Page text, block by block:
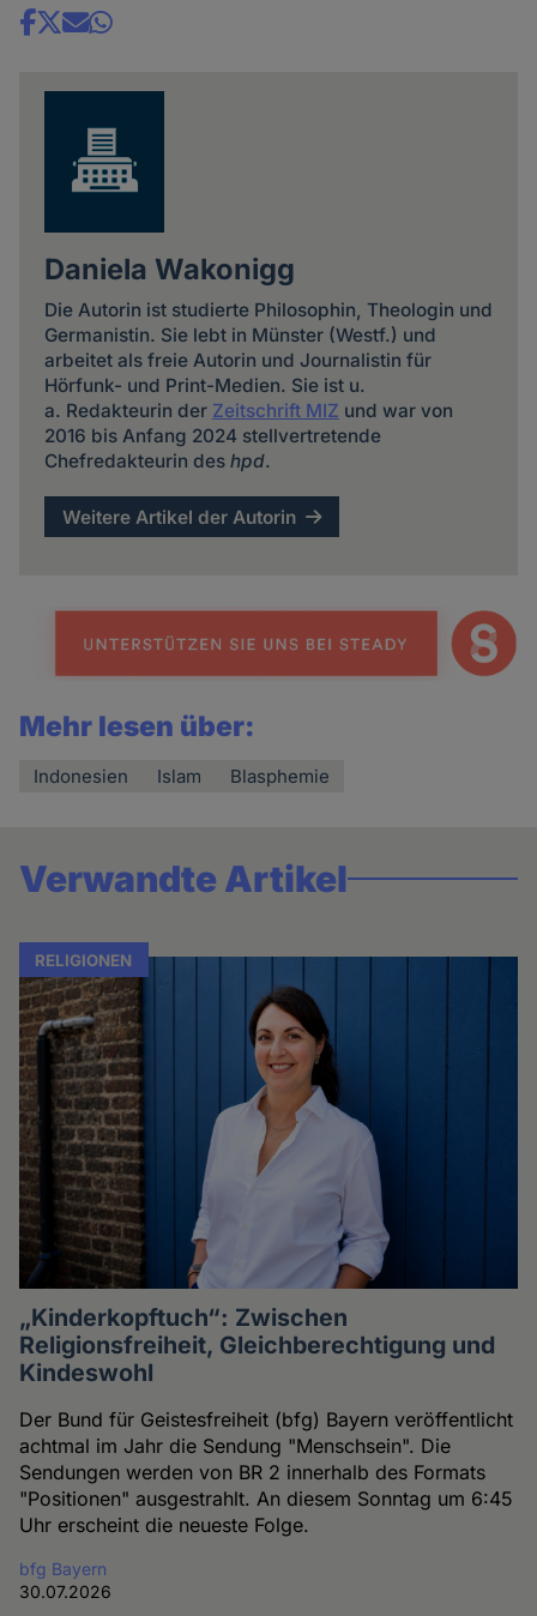
Share
Daniela Wakonigg
Die Autorin ist studierte Philosophin, Theologin und
Germanistin. Sie lebt in Münster (Westf.) und
arbeitet als freie Autorin und Journalistin für
Hörfunk- und Print-Medien. Sie ist u.
a. Redakteurin der Zeitschrift MIZ und war von
2016 bis Anfang 2024 stellvertretende
Chefredakteurin des hpd.
Weitere Artikel der Autorin
Mehr lesen über:
Indonesien Islam Blasphemie
Verwandte Artikel
RELIGIONEN
„Kinderkopftuch“: Zwischen
Religionsfreiheit, Gleichberechtigung und
Kindeswohl
Der Bund für Geistesfreiheit (bfg) Bayern veröffentlicht
achtmal im Jahr die Sendung "Menschsein". Die
Sendungen werden von BR 2 innerhalb des Formats
"Positionen" ausgestrahlt. An diesem Sonntag um 6:45
Uhr erscheint die neueste Folge.
bfg Bayern
30.07.2026